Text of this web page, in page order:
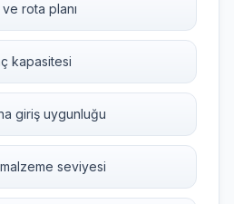
rota planı
kapasitesi
giriş uygunluğu
seviyesi